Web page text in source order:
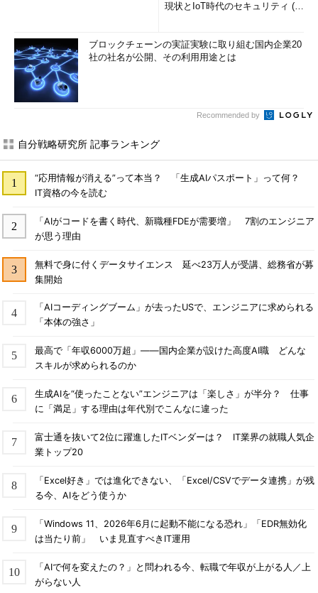
現状とIoT時代のセキュリティ (1/
ブロックチェーンの実証実験に取り組む国内企業20
社の社名が公開、その利用用途とは
Recommended by
自分戦略研究所 記事ランキング
“応用情報が消える”って本当？ 「生成AIパスポート」って何？
IT資格の今を読む
「AIがコードを書く時代、新職種FDEが需要増」 7割のエンジニア
が思う理由
無料で身に付くデータサイエンス 延べ23万人が受講、総務省が募
集開始
「AIコーディングブーム」が去ったUSで、エンジニアに求められる
「本体の強さ」
最高で「年収6000万超」――国内企業が設けた高度AI職 どんな
スキルが求められるのか
生成AIを“使ったことない”エンジニアは「楽しさ」が半分？ 仕事
に「満足」する理由は年代別でこんなに違った
富士通を抜いて2位に躍進したITベンダーは？ IT業界の就職人気企
業トップ20
「Excel好き」では進化できない、「Excel/CSVでデータ連携」が残
る今、AIをどう使うか
「Windows 11、2026年6月に起動不能になる恐れ」「EDR無効化
は当たり前」 いま見直すべきIT運用
「AIで何を変えたの？」と問われる今、転職で年収が上がる人／上
がらない人